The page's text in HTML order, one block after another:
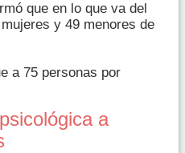
que en lo que va del
y 49 menores de
a 75 personas por
a